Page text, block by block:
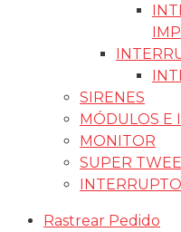
SIRENES
MÓDULOS E
MONITOR
SUPER
Rastrear Pedido